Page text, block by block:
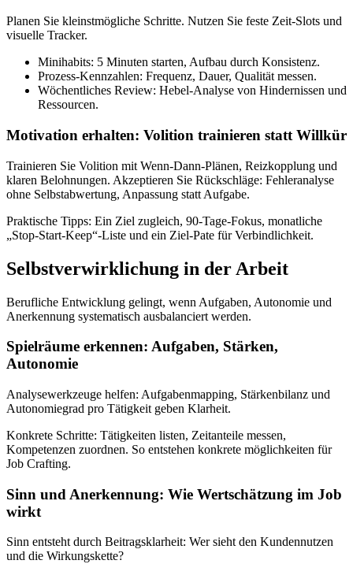
Planen Sie kleinstmögliche Schritte. Nutzen Sie feste Zeit‑Slots und
visuelle Tracker.
Minihabits: 5 Minuten starten, Aufbau durch Konsistenz.
Prozess‑Kennzahlen: Frequenz, Dauer, Qualität messen.
Wöchentliches Review: Hebel‑Analyse von Hindernissen und
Ressourcen.
Motivation erhalten: Volition trainieren statt Willkür
Trainieren Sie Volition mit Wenn‑Dann‑Plänen, Reizkopplung und
klaren Belohnungen. Akzeptieren Sie Rückschläge: Fehleranalyse
ohne Selbstabwertung, Anpassung statt Aufgabe.
Praktische Tipps: Ein Ziel zugleich, 90‑Tage‑Fokus, monatliche
„Stop‑Start‑Keep“‑Liste und ein Ziel‑Pate für Verbindlichkeit.
Selbstverwirklichung in der Arbeit
Berufliche Entwicklung gelingt, wenn Aufgaben, Autonomie und
Anerkennung systematisch ausbalanciert werden.
Spielräume erkennen: Aufgaben, Stärken,
Autonomie
Analysewerkzeuge helfen: Aufgabenmapping, Stärkenbilanz und
Autonomiegrad pro Tätigkeit geben Klarheit.
Konkrete Schritte: Tätigkeiten listen, Zeitanteile messen,
Kompetenzen zuordnen. So entstehen konkrete möglichkeiten für
Job Crafting.
Sinn und Anerkennung: Wie Wertschätzung im Job
wirkt
Sinn entsteht durch Beitragsklarheit: Wer sieht den Kundennutzen
und die Wirkungskette?